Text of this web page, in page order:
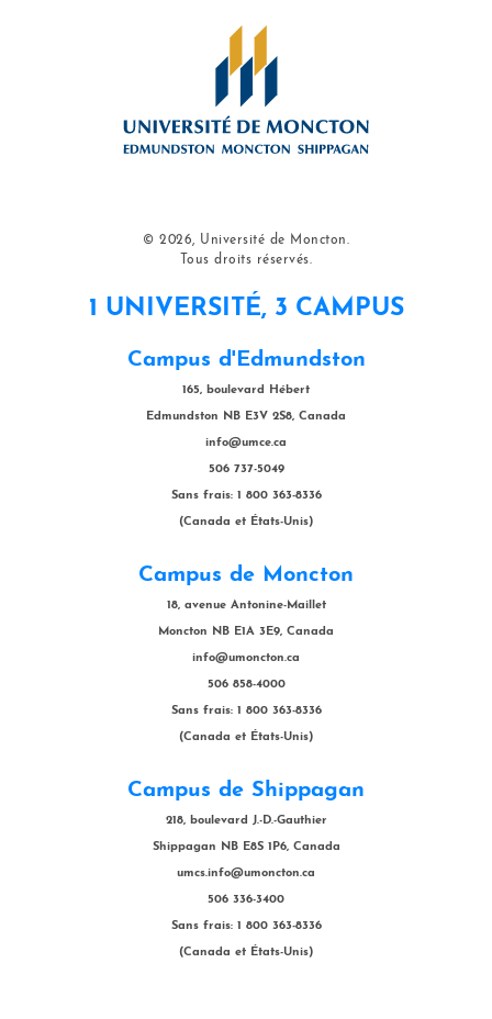
© 2026, Université de Moncton.
Tous droits réservés.
1 UNIVERSITÉ, 3 CAMPUS
Campus d'Edmundston
165, boulevard Hébert
Edmundston NB E3V 2S8, Canada
info@umce.ca
506 737-5049
Sans frais: 1 800 363-8336
(Canada et États-Unis)
Campus de Moncton
18, avenue Antonine-Maillet
Moncton NB E1A 3E9, Canada
info@umoncton.ca
506 858-4000
Sans frais: 1 800 363-8336
(Canada et États-Unis)
Campus de Shippagan
218, boulevard J.-D.-Gauthier
Shippagan NB E8S 1P6, Canada
umcs.info@umoncton.ca
506 336-3400
Sans frais: 1 800 363-8336
(Canada et États-Unis)